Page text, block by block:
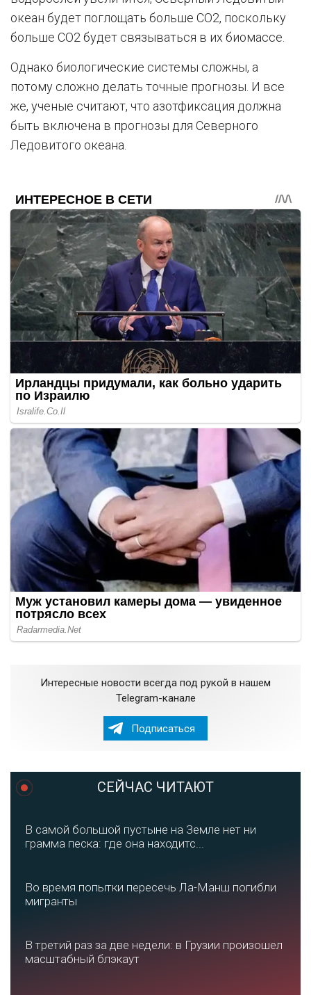
океан будет поглощать больше CO2, поскольку
больше CO2 будет связываться в их биомассе.
Однако биологические системы сложны, а
потому сложно делать точные прогнозы. И все
же, ученые считают, что азотфиксация должна
быть включена в прогнозы для Северного
Ледовитого океана.
Интересные новости всегда под рукой в нашем
Telegram-канале
Подписаться
СЕЙЧАС ЧИТАЮТ
В самой большой пустыне на Земле нет ни
грамма песка: где она находитс...
Во время попытки пересечь Ла-Манш погибли
мигранты
В третий раз за две недели: в Грузии произошел
масштабный блэкаут